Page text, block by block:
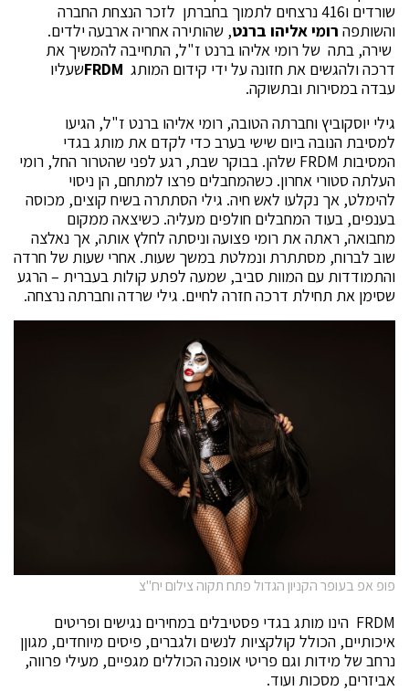
שורדים ו416 נרצחים לתמוך בחברתן לזכר הנצחת החברה
והשותפה רומי אליהו ברנט, שהותירה אחריה ארבעה ילדים.
שירה, בתה של רומי אליהו ברנט ז"ל, התחייבה להמשיך את
דרכה ולהגשים את חזונה על ידי קידום המותג FRDMשעליו
עבדה במסירות ובתשוקה.
גילי יוסקוביץ וחברתה הטובה, רומי אליהו ברנט ז"ל, הגיעו
למסיבת הנובה ביום שישי בערב כדי לקדם את מותג בגדי
המסיבות FRDM שלהן. בבוקר שבת, רגע לפני שהטרור החל, רומי
העלתה סטורי אחרון. כשהמחבלים פרצו למתחם, הן ניסוי
להימלט, אך נקלעו לאש חיה. גילי הסתתרה בשיח קוצים, מכוסה
בענפים, בעוד המחבלים חולפים מעליה. כשיצאה ממקום
מחבואה, ראתה את רומי פצועה וניסתה לחלץ אותה, אך נאלצה
שוב לברוח, מסתתרת ונמלטת במשך שעות. אחרי שעות של חרדה
והתמודדות עם המוות סביב, שמעה לפתע קולות בעברית – הרגע
שסימן את תחילת דרכה חזרה לחיים. גילי שרדה וחברתה נרצחה.
פופ אפ בעופר הקניון הגדול פתח תקוה צילום יח"צ
FRDM הינו מותג בגדי פסטיבלים במחירים נגישים ופריטים
איכותיים, הכולל קולקציות לנשים ולגברים, פיסים מיוחדים, מגוןן
נרחב של מידות וגם פריטי אופנה הכוללים מגפיים, מעילי פרווה,
אביזרים, מסכות ועוד.